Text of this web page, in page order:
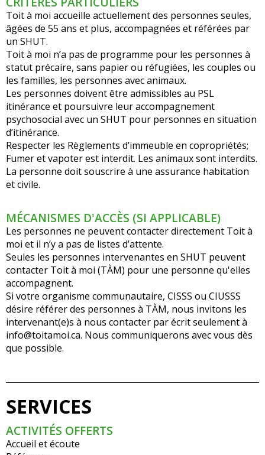
Toit à moi accueille actuellement des personnes seules,
âgées de 55 ans et plus, accompagnées et référées par
un SHUT.
Toit à moi n’a pas de programme pour les personnes à
statut précaire, sans papier ou réfugiées, les couples ou
les familles, les personnes avec animaux.
Les personnes doivent être admissibles au PSL
itinérance et poursuivre leur accompagnement
psychosocial avec un SHUT pour personnes en situation
d’itinérance.
Respecter les Règlements d’immeuble en copropriétés;
Fumer et vapoter est interdit. Les animaux sont interdits.
La personne doit souscrire à une assurance habitation
et civile.
MÉCANISMES D'ACCÈS (SI APPLICABLE)
Les personnes ne peuvent contacter directement Toit à
moi et il n’y a pas de listes d’attente.
Seules les personnes intervenantes en SHUT peuvent
contacter Toit à moi (TÀM) pour une personne qu'elles
accompagnent.
Si votre organisme communautaire, CISSS ou CIUSSS
désire référer des personnes à TÀM, nous invitons les
intervenant(e)s à nous contacter par écrit seulement à
info@toitamoi.ca. Nous communiquerons avec vous dès
que possible.
SERVICES
ACTIVITÉS OFFERTS
Accueil et écoute